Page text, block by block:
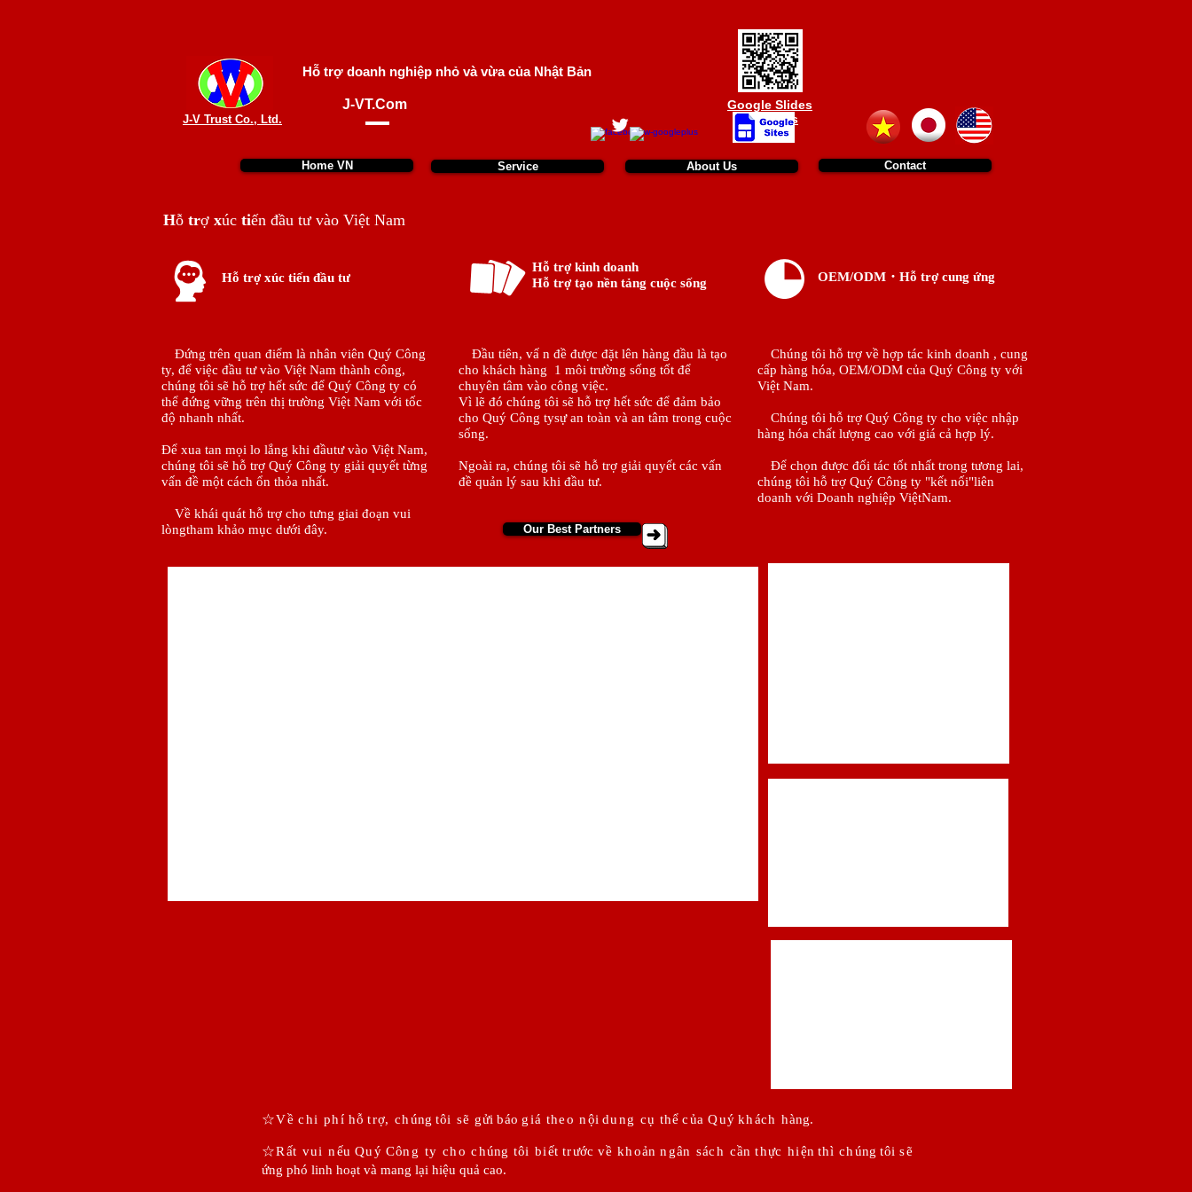
Google Slides
About Us
J-VT.Com
Hỗ trợ doanh nghiệp nhỏ và vừa của Nhật Bản
J-V Trust Co., Ltd.
Home VN Service About Us Contact
Hỗ trợ xúc tiến đầu tư vào Việt Nam
Hỗ trợ xúc tiến đầu tư
Hỗ trợ kinh doanh
Hỗ trợ tạo nền tảng cuộc sống
OEM/ODM・Hỗ trợcung ứng
Đứng trên quan điểm là nhân viên Quý Công
ty, để việc đầu tư vào Việt Nam thành công,
chúng tôi sẽ hỗ trợ hết sức để Quý Công ty có
thể đứng vững trên thị trường Việt Nam với tốc
độ nhanh nhất.
Để xua tan mọi lo lắng khi đầutư vào Việt Nam,
chúng tôi sẽ hỗ trợ Quý Công ty giải quyết từng
vấn đề một cách ổn thỏa nhất.
Về khái quát hỗ trợ cho tưng giai đoạn vui
lòngtham khảo mục dưới đây.
Đầu tiên, vấ n đề được đặt lên hàng đầu là tạo
cho khách hàng 1 môi trường sống tốt để
chuyên tâm vào công việc.
Vì lẽ đó chúng tôi sẽ hỗ trợ hết sức để đảm bảo
cho Quý Công tysự an toàn và an tâm trong cuộc
sống.
Ngoài ra, chúng tôi sẽ hỗ trợ giải quyết các vấn
đề quản lý sau khi đầu tư.
Chúng tôi hỗ trợ về hợp tác kinh doanh , cung
cấp hàng hóa, OEM/ODM của Quý Công ty với
Việt Nam.
Chúng tôi hỗ trợ Quý Công ty cho việc nhập
hàng hóa chất lượng cao với giá cả hợp lý.
Để chọn được đối tác tốt nhất trong tương lai,
chúng tôi hỗ trợ Quý Công ty "kết nối"liên
doanh với Doanh nghiệp ViệtNam.
Our Best Partners
☆Về chi phíhỗtrợ, chúng tôi sẽ gửi báo giá theo nội dung cụ thểcủa Quý khách hàng.
☆Rất vui nếu QuýCông ty cho chúng tôi biếttrước về khoản ngân sách cần thực hiện thì chúng tôi sẽ
ứng phó linh hoạt và mang lại hiệu quả cao.